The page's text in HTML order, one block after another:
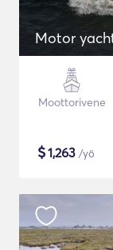
Motor
Moottorivene
$1,263 /yö